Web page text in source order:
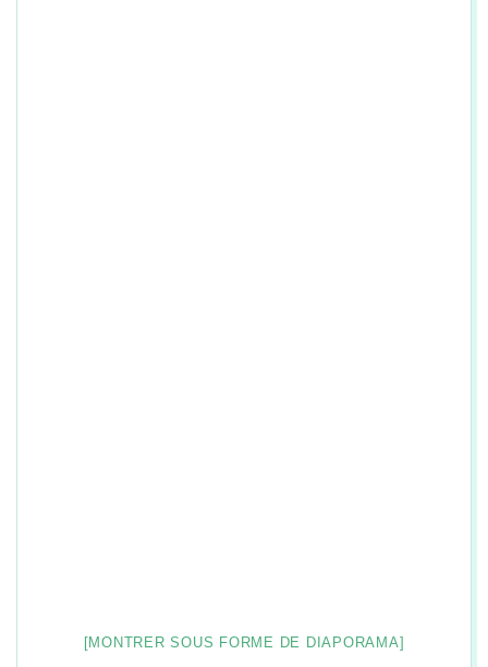
[MONTRER SOUS FORME DE DIAPORAMA]